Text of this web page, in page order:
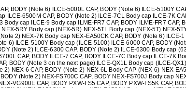
IT
BODY (Note 6) ILCE-5000L CAP, BODY (Note 6) ILCE-5100Y
ILCE-6500M CAP, BODY (Note 2) ILCE-7CL Body cap ILCE-7K
Body cap ILCE-9 Body cap ILME-FR7 CAP, BODY ILME-FR7 CAP,
5RY Body cap (NEX-5R) NEX-5TL Body cap (NEX-5T) NEX-
2) NEX-7K Body cap NEX-EA50CK CAP, BODY (Note 6) ILCE-
6) ILCE-5100Y Body cap (ILCE-5100) ILCE-6000 CAP, BODY
(Note 2) ILCE-6300 CAP, BODY (Note 2) ILCE-6300 Body cap
CAP, BODY ILCE-7 CAP, BODY ILCE-7C Body cap ILCE-7K
BODY (Note 3 on the next page) ILCE-QX1L Body cap (ILCE-
2) NEX-6 CAP, BODY (Note 2) NEX-6L Body CAP (NEX-6) NEX-
(Note 2) NEX-FS700C CAP, BODY NEX-FS700J Body cap
VG900E CAP, BODY PXW-FS5 CAP, BODY PXW-FS5K CAP,